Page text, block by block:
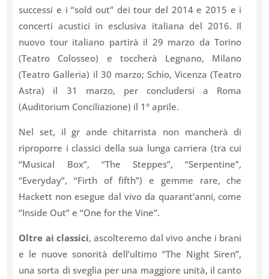
successi e i “sold out” dei tour del 2014 e 2015 e i
concerti acustici in esclusiva italiana del 2016. Il
nuovo tour italiano partirà il 29 marzo da Torino
(Teatro Colosseo) e toccherà Legnano, Milano
(Teatro Galleria) il 30 marzo; Schio, Vicenza (Teatro
Astra) il 31 marzo, per concludersi a Roma
(Auditorium Conciliazione) il 1° aprile.
Nel set, il gr ande chitarrista non mancherà di
riproporre i classici della sua lunga carriera (tra cui
“Musical Box”, “The Steppes”, “Serpentine”,
“Everyday”, “Firth of fifth”) e gemme rare, che
Hackett non esegue dal vivo da quarant’anni, come
“Inside Out” e “One for the Vine”.
Oltre ai classici, ascolteremo dal vivo anche i brani
e le nuove sonorità dell’ultimo “The Night Siren”,
una sorta di sveglia per una maggiore unità, il canto